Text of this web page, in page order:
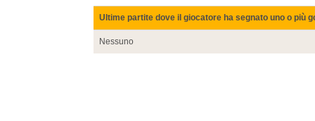
Ultime partite dove il giocatore ha segnato uno o più
Nessuno